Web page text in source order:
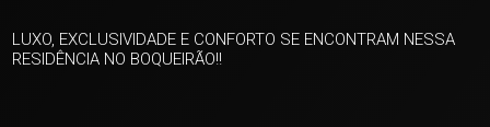
LUXO, EXCLUSIVIDADE E CONFORTO SE ENCONTRAM NESSA
RESIDÊNCIA NO BOQUEIRÃO!!